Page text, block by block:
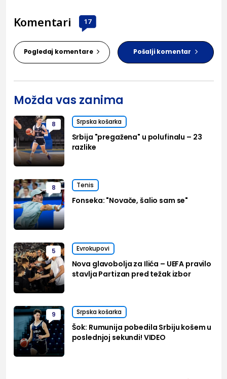
Komentari 17
Pogledaj komentare Pošalji komentar
Možda vas zanima
8 Srpska košarka
Srbija "pregažena" u polufinalu – 23
razlike
8 Tenis
Fonseka: "Novače, šalio sam se"
5 Evrokupovi
Nova glavobolja za Ilića – UEFA pravilo
stavlja Partizan pred težak izbor
9 Srpska košarka
Šok: Rumunija pobedila Srbiju košem u
poslednjoj sekundi! VIDEO